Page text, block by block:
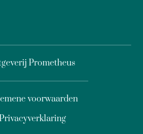
Prometheus
voorwaarden